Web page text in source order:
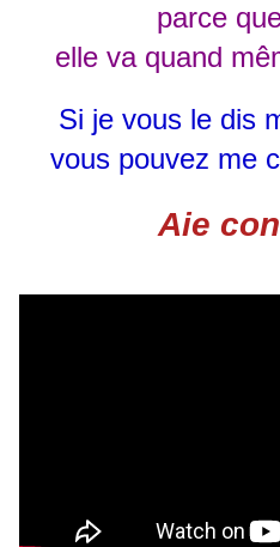
parce
elle va quand
Si je vous le dis
vous pouvez me
Aie